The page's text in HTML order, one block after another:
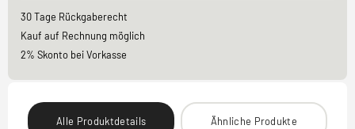
30 Tage Rückgaberecht
Kauf auf Rechnung möglich
2% Skonto bei Vorkasse
Alle Produktdetails Ähnliche Produkte